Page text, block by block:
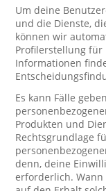
Um deine
und die Dienste,
können wir
Profilerstellung für
Informationen
Es kann Fälle
Produkten und
Rechtsgrundlage
denn, deine
erforderlich.